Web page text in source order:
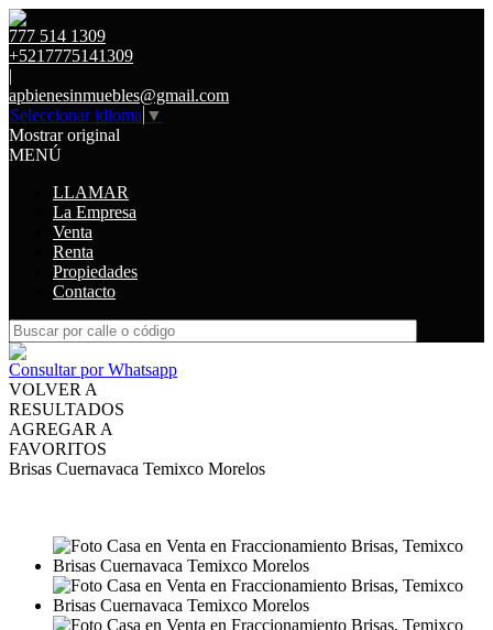
777 514 1309
+5217775141309
|
apbienesinmuebles@gmail.com
Seleccionar idioma ▼
Mostrar original
MENÚ
LLAMAR
La Empresa
Venta
Renta
Propiedades
Contacto
Consultar por Whatsapp
VOLVER A
RESULTADOS
AGREGAR A
FAVORITOS
Brisas Cuernavaca Temixco Morelos